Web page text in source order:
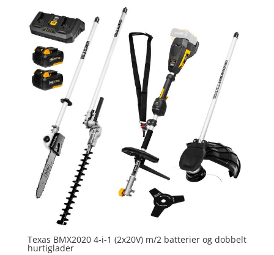
Texas BMX2020 4-i-1 (2x20V) m/2 batterier og dobbelt
hurtiglader